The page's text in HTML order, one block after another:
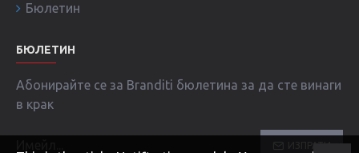
Бюлетин
БЮЛЕТИН
Абонирайте се за Branditi бюлетина за да сте винаги
в крак
ИЗПРАТИ